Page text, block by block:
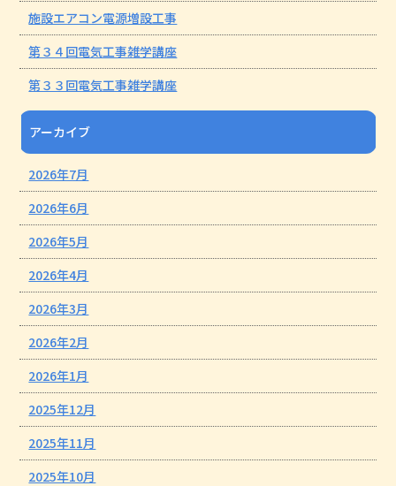
施設エアコン電源増設工事
第３４回電気工事雑学講座
第３３回電気工事雑学講座
アーカイブ
2026年7月
2026年6月
2026年5月
2026年4月
2026年3月
2026年2月
2026年1月
2025年12月
2025年11月
2025年10月